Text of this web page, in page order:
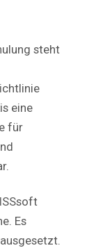
steht
eine
für
Es